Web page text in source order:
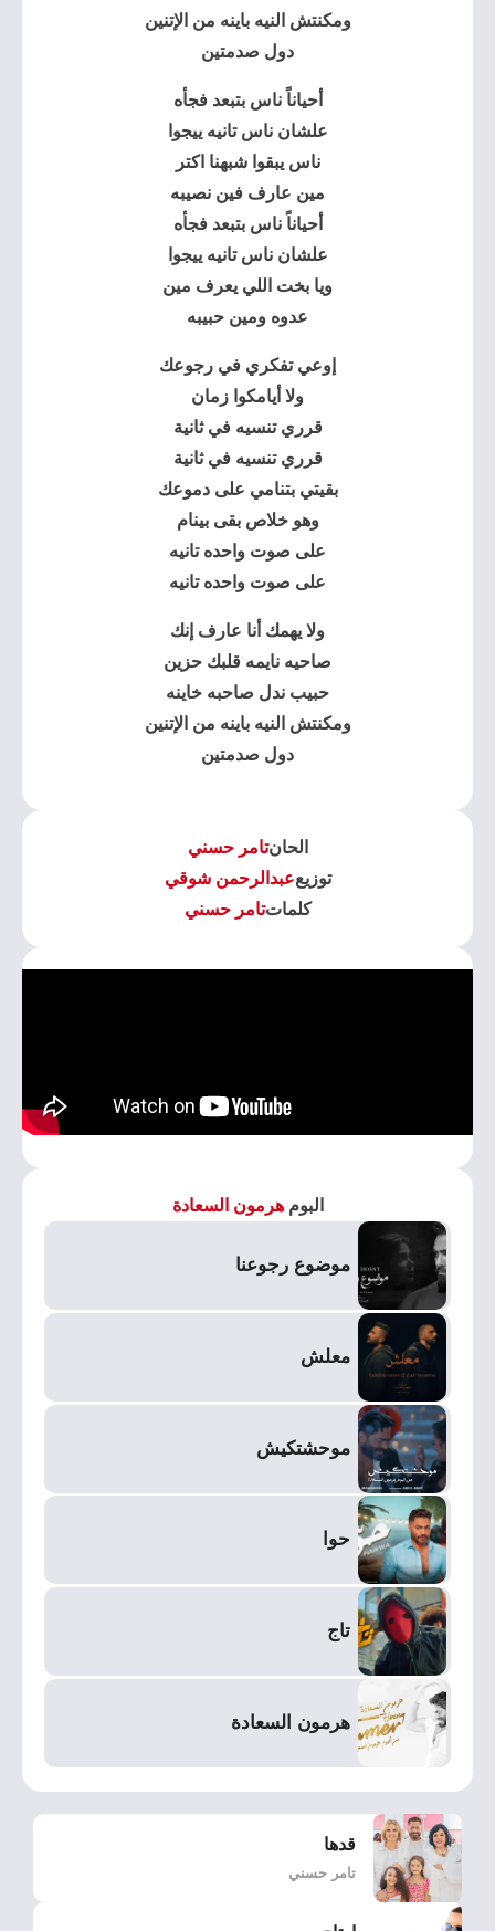
ومكنتش النيه باينه من الإتنين
دول صدمتين
أحياناً ناس بتبعد فجأه
علشان ناس تانيه ييجوا
ناس يبقوا شبهنا اكتر
مين عارف فين نصيبه
أحياناً ناس بتبعد فجأه
علشان ناس تانيه ييجوا
ويا بخت اللي يعرف مين
عدوه ومين حبيبه
إوعي تفكري في رجوعك
ولا أيامكوا زمان
قرري تنسيه في ثانية
قرري تنسيه في ثانية
بقيتي بتنامي على دموعك
وهو خلاص بقى بينام
على صوت واحده تانيه
على صوت واحده تانيه
ولا يهمك أنا عارف إنك
صاحيه نايمه قلبك حزين
حبيب ندل صاحبه خاينه
ومكنتش النيه باينه من الإتنين
دول صدمتين
الحانتامر حسني
توزيععبدالرحمن شوقي
كلماتتامر حسني
البومهرمون السعادة
موضوع رجوعنا
معلش
موحشتكيش
حوا
تاج
هرمون السعادة
قدها
تامر حسني